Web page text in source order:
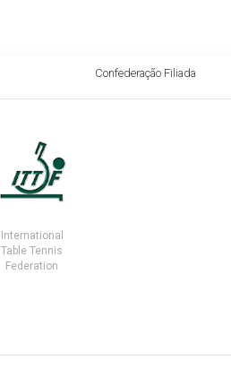
Confederação Filiada
International
Table Tennis
Federation